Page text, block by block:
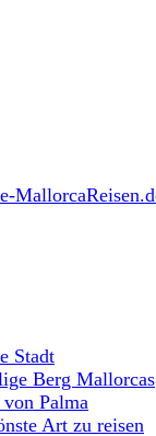
Stadt
Berg Mallorcas
Palma
Art zu reisen